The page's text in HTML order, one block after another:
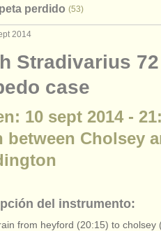
our
perdido (53)
2014
Stradivarius
case
10 sept 2014 -
between Cholsey
del instrumento:
from heyford (20:15) to cholsey